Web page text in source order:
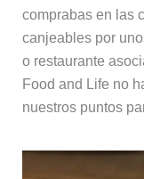
comprabas en las
canjeables por
o restaurante
Food and Life no
nuestros puntos